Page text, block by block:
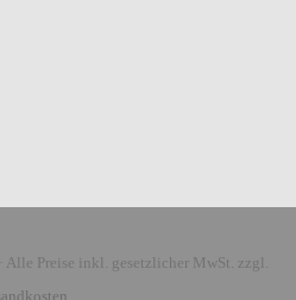
Preise inkl. gesetzlicher MwSt. zzgl.